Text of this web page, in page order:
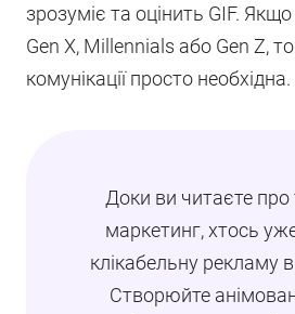
зрозуміє та оцінить GIF.
Gen X, Millennials або Gen Z,
комунікації просто необхідна.
Доки ви читаєте про
маркетинг, хтось
клікабельну рекламу
Створюйте